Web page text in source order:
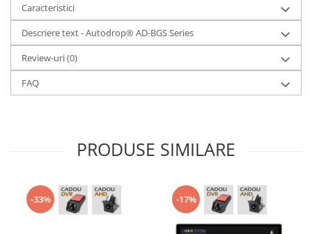
Caracteristici
Descriere text - Autodrop® AD-BGS Series
Review-uri(0)
FAQ
PRODUSE SIMILARE
-33% -17%